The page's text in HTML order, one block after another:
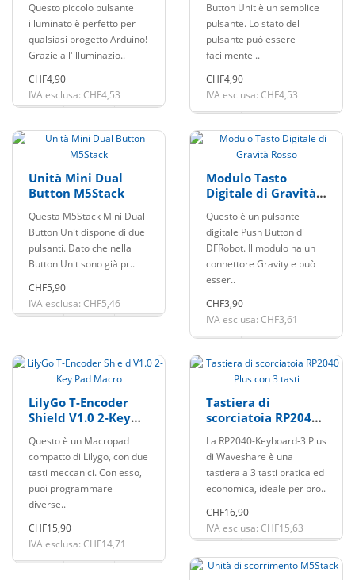
Questo piccolo pulsante
illuminato è perfetto per
qualsiasi progetto Arduino!
Grazie all'illuminazio..
CHF4,90
IVA esclusa: CHF4,53
Button Unit è un semplice
pulsante. Lo stato del
pulsante può essere
facilmente ..
CHF4,90
IVA esclusa: CHF4,53
Unità Mini Dual
Button M5Stack
Questa M5Stack Mini Dual
Button Unit dispone di due
pulsanti. Dato che nella
Button Unit sono già pr..
CHF5,90
IVA esclusa: CHF5,46
Modulo Tasto
Digitale di Gravità
Questo è un pulsante
digitale Push Button di
DFRobot. Il modulo ha un
connettore Gravity e può
esser..
CHF3,90
IVA esclusa: CHF3,61
LilyGo T-Encoder
Shield V1.0 2-Key
Questo è un Macropad
compatto di Lilygo, con due
tasti meccanici. Con esso,
puoi programmare
diverse..
CHF15,90
IVA esclusa: CHF14,71
Tastiera di
scorciatoia RP2040
La RP2040-Keyboard-3 Plus
di Waveshare è una
tastiera a 3 tasti pratica ed
economica, ideale per pro..
CHF16,90
IVA esclusa: CHF15,63